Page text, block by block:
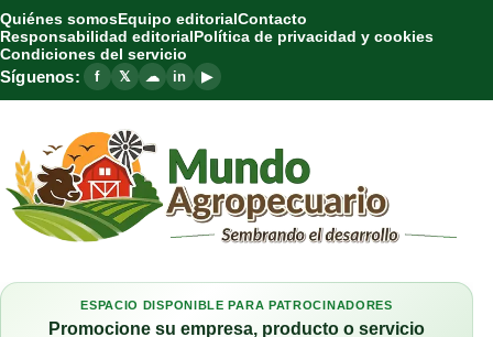
Quiénes somosEquipo editorialContacto
Responsabilidad editorialPolítica de privacidad y cookies
Condiciones del servicio
Síguenos: f 𝕏 ☁ in ▶
ESPACIO DISPONIBLE PARA PATROCINADORES
Promocione su empresa, producto o servicio